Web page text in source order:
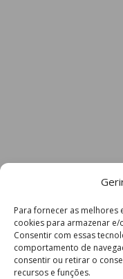
Para fornecer as melhores
cookies para armazenar
Consentir com essas
comportamento de
consentir ou retirar o
recursos e funções.